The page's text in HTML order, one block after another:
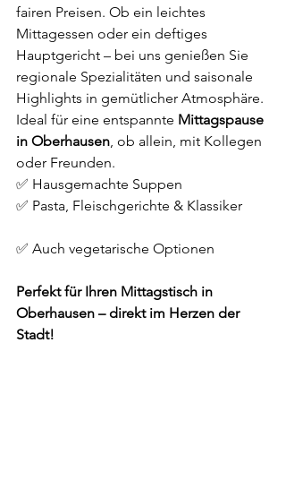
fairen Preisen. Ob ein leichtes
Mittagessen oder ein deftiges
Hauptgericht – bei uns genießen Sie
regionale Spezialitäten und saisonale
Highlights in gemütlicher Atmosphäre.
Ideal für eine entspannte Mittagspause
in Oberhausen, ob allein, mit Kollegen
oder Freunden.
✅ Hausgemachte Suppen
✅ Pasta, Fleischgerichte & Klassiker
✅ Auch vegetarische Optionen
Perfekt für Ihren Mittagstisch in
Oberhausen – direkt im Herzen der
Stadt!